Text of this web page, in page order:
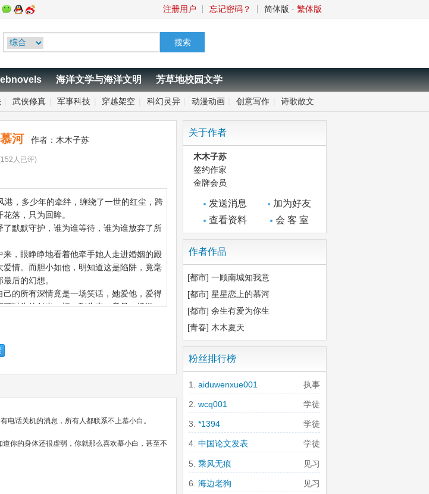
注册用户 ┊ 忘记密码？ ┊ 简体版 · 繁体版
海洋文学与海洋文明 芳草地校园文学
武侠修真 军事科技 穿越架空 科幻灵异 动漫动画 创意写作 诗歌散文
河 作者： 木木子苏
人已评)
，多少年的牵绊，缠绕了一世的红尘，跨
落，只为回眸。
默默守护，谁为谁等待，谁为谁放弃了所
，眼睁睁地看着他牵手她人走进婚姻的殿
情。而胆小如他，明知道这是陷阱，竟毫
后的幻想。
的所有深情竟是一场笑话，她爱他，爱得
以为他付出一切，到头来，竟是一场游
了流浪，他却在最后的最后幡然醒悟，
她弄丢了，请不要放弃找寻她，因为她
个家只有他......
话关机的消息，所有人都联系不上慕小白。
你的身体还很虚弱，你就那么喜欢慕小白，甚至不
关于作者
木木子苏
签约作家
金牌会员
发送消息
加为好友
查看资料
会 客 室
作者作品
[都市] 一顾南城知我意
[都市] 星星恋上的慕河
[都市] 余生有爱为你生
[青春] 木木夏天
粉丝排行榜
执事
aiduwenxue001
学徒
wcq001
学徒
*1394
学徒
中国论文发表
见习
乘风无痕
见习
海边老狗